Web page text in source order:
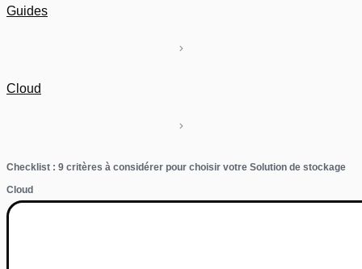
Guides
Cloud
Checklist : 9 critères à considérer pour choisir votre Solution de stockage
Cloud